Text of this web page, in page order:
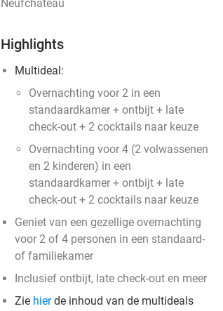
Neufchâteau
Highlights
Multideal:
Overnachting voor 2 in een
standaardkamer + ontbijt + late
check-out + 2 cocktails naar keuze
Overnachting voor 4 (2 volwassenen
en 2 kinderen) in een
standaardkamer + ontbijt + late
check-out + 2 cocktails naar keuze
Geniet van een gezellige overnachting
voor 2 of 4 personen in een standaard-
of familiekamer
Inclusief ontbijt, late check-out en meer
Zie hierde inhoud van de multideals